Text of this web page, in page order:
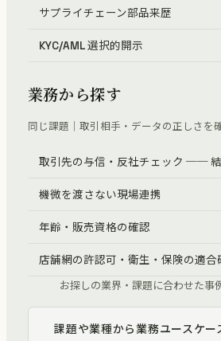
サプライチェーン部品来歴
KYC/AML 選択的開示
業務から探す
同じ課題｜取引相手・データの正しさを
取引先の与信・反社チェック ──
機微を渡さない現場連携
年齢・販売資格の確認
店舗網の許認可・衛生・保険の適合
お探しの業界・課題に合わせた事
課題や業種から業務ユースケ